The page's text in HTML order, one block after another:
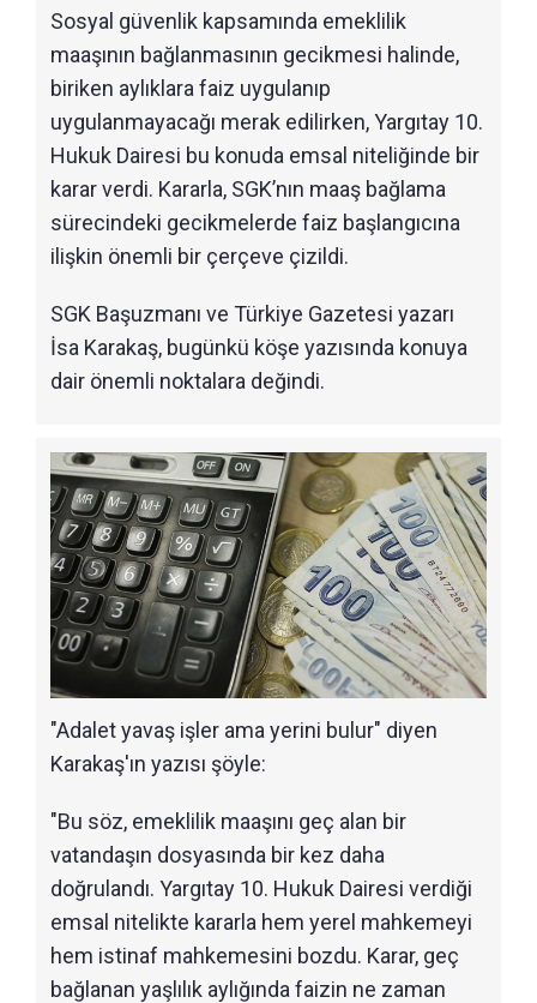
Sosyal güvenlik kapsamında emeklilik
maaşının bağlanmasının gecikmesi halinde,
biriken aylıklara faiz uygulanıp
uygulanmayacağı merak edilirken, Yargıtay 10.
Hukuk Dairesi bu konuda emsal niteliğinde bir
karar verdi. Kararla, SGK’nın maaş bağlama
sürecindeki gecikmelerde faiz başlangıcına
ilişkin önemli bir çerçeve çizildi.
SGK Başuzmanı ve Türkiye Gazetesi yazarı
İsa Karakaş, bugünkü köşe yazısında konuya
dair önemli noktalara değindi.
"Adalet yavaş işler ama yerini bulur" diyen
Karakaş'ın yazısı şöyle:
"Bu söz, emeklilik maaşını geç alan bir
vatandaşın dosyasında bir kez daha
doğrulandı. Yargıtay 10. Hukuk Dairesi verdiği
emsal nitelikte kararla hem yerel mahkemeyi
hem istinaf mahkemesini bozdu. Karar, geç
bağlanan yaşlılık aylığında faizin ne zaman